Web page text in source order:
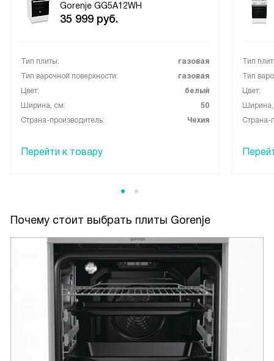
Gorenje GG5A12WH
35 999 руб.
Тип плиты:
газовая
Тип варочной поверхности:
газовая
Цвет:
белый
Ширина, см:
50
Страна-производитель:
Чехия
Перейти к товару
Тип
Тип
Цвет:
Страна-
Почему стоит выбрать плиты Gorenje